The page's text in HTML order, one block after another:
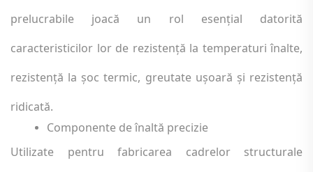
prelucrabile joacă un rol esențial datorită
caracteristicilor lor de rezistență la temperaturi înalte,
rezistență la șoc termic, greutate ușoară și rezistență
ridicată.
Componente de înaltă precizie
Utilizate pentru fabricarea cadrelor structurale